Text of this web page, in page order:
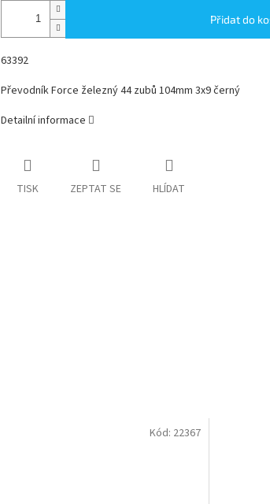
Přidat do
63392
Převodník Force železný 44 zubů 104mm 3x9 černý
Detailní informace
TISK ZEPTAT SE HLÍDAT
Kód: 22367